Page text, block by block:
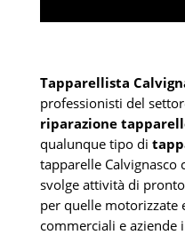
Tapparellista
professionisti del
riparazione
qualunque tipo di
tapparelle Calvignasco
svolge attività di
per quelle
commerciali e aziende